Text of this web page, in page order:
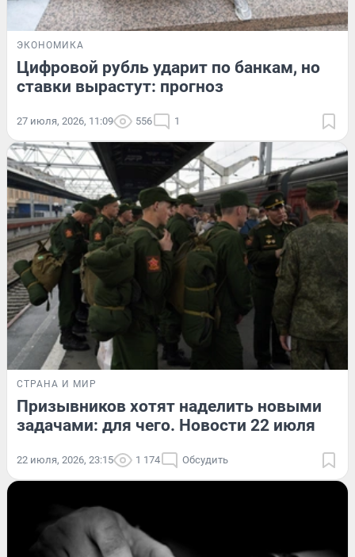
ЭКОНОМИКА
Цифровой рубль ударит по банкам, но
ставки вырастут: прогноз
27 июля, 2026, 11:09 556 1
СТРАНА И МИР
Призывников хотят наделить новыми
задачами: для чего. Новости 22 июля
22 июля, 2026, 23:15 1 174 Обсудить